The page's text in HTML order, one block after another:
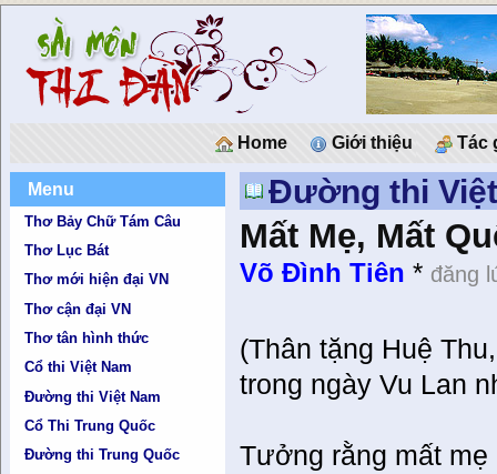
Home Giới thiệu Tác
Menu
Thơ Bảy Chữ Tám Câu
Thơ Lục Bát
Thơ mới hiện đại VN
Thơ cận đại VN
Thơ tân hình thức
Cổ thi Việt Nam
Đường thi Việt Nam
Cổ Thi Trung Quốc
Đường thi Trung Quốc
Đường thi
Mất Mẹ, Mất
Võ Đình Tiên * đăng
(Thân tặng Huệ
trong ngày Vu Lan
Tưởng rằng mất